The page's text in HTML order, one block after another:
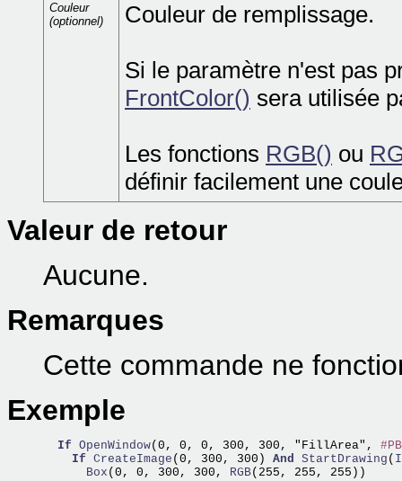
Couleur
(optionnel)
Couleur de remplissage.
Si le paramètre n'est pas
FrontColor() sera utilisée
Les fonctions RGB() ou
définir facilement une
Valeur de retour
Aucune.
Remarques
Cette commande ne
Exemple
If OpenWindow(0, 0, 0, 300, 300, "FillArea",
If CreateImage (0, 300, 300) And StartDrawing (
      Box
(0, 0, 300, 300, RGB(255, 255, 255))